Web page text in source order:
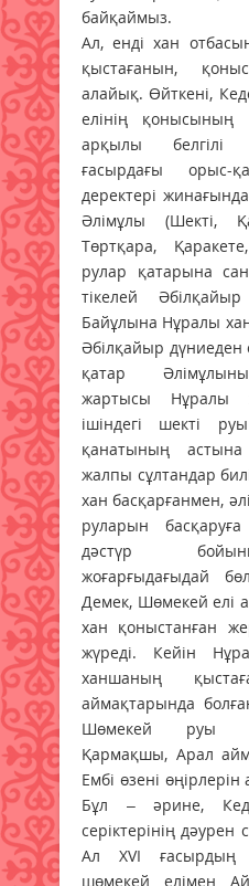
байқаймыз.
Ал, енді хан
қыстағанын,
алайық. Өйткені,
елінің қонысының
арқылы белгілі
ғасырдағы орыс-
деректері
Әлімұлы (Шекті,
Төртқара,
рулар қатарына
тікелей
Байұлына Нұралы
Әбілқайыр дүниеден
қатар
жартысы Нұралы
ішіндегі шекті
қанатының
жалпы сұлтандар
хан басқарғанмен,
руларын
дәстүр
жоғарғыдағыдай
Демек, Шөмекей елі
хан қоныстанған
жүреді. Кейін
ханшаның
аймақтарында
Шөмекей руы
Қармақшы, Арал
Ембі өзені
Бұл – әрине,
серіктерінің дәурен
Ал XVI ғасырдың
шөмекей елімен